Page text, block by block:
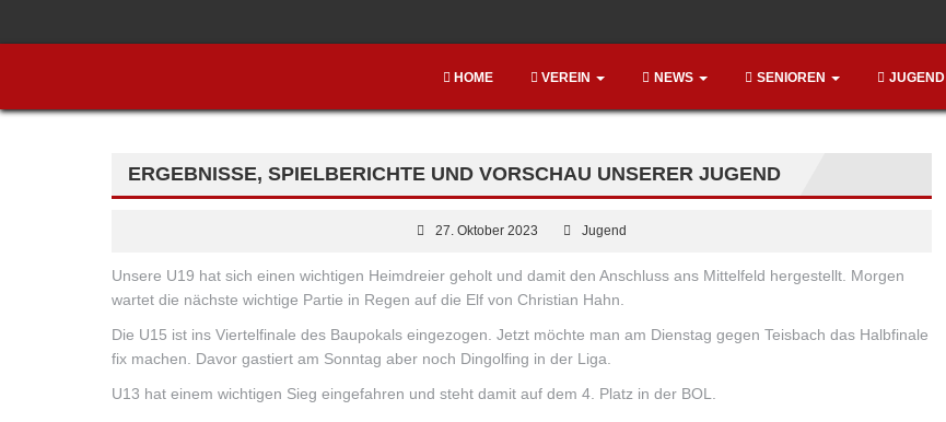
HOME VEREIN NEWS SENIOREN JUGEND
ERGEBNISSE, SPIELBERICHTE UND VORSCHAU UNSERER JUGEND
27. Oktober 2023 Jugend
Unsere U19 hat sich einen wichtigen Heimdreier geholt und damit den Anschluss ans Mittelfeld hergestellt. Morgen
wartet die nächste wichtige Partie in Regen auf die Elf von Christian Hahn.
Die U15 ist ins Viertelfinale des Baupokals eingezogen. Jetzt möchte man am Dienstag gegen Teisbach das Halbfinale
fix machen. Davor gastiert am Sonntag aber noch Dingolfing in der Liga.
U13 hat einem wichtigen Sieg eingefahren und steht damit auf dem 4. Platz in der BOL.